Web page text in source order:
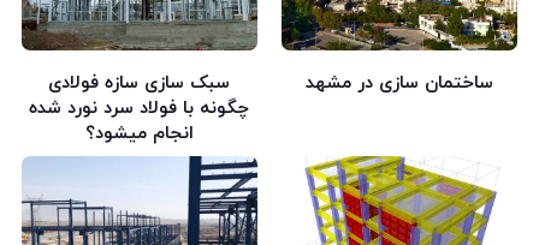
ساختمان سازی در مشهد
سبک سازی سازه فولادی
چگونه با فولاد سرد نورد شده
انجام میشود؟